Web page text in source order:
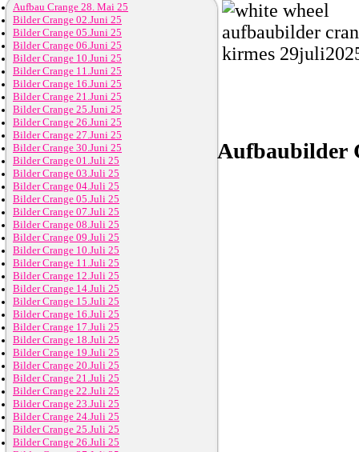
Aufbaubilder
Aufbau Crange 28. Mai 25
Bilder Crange 02.Juni 25
Bilder Crange 05.Juni 25
Bilder Crange 06.Juni 25
Bilder Crange 10.Juni 25
Bilder Crange 11.Juni 25
Bilder Crange 16.Juni 25
Bilder Crange 21.Juni 25
Bilder Crange 25.Juni 25
Bilder Crange 26.Juni 25
Bilder Crange 27.Juni 25
Bilder Crange 30.Juni 25
Bilder Crange 01.Juli 25
Bilder Crange 03.Juli 25
Bilder Crange 04.Juli 25
Bilder Crange 05.Juli 25
Bilder Crange 07.Juli 25
Bilder Crange 08.Juli 25
Bilder Crange 09.Juli 25
Bilder Crange 10.Juli 25
Bilder Crange 11.Juli 25
Bilder Crange 12.Juli 25
Bilder Crange 14.Juli 25
Bilder Crange 15.Juli 25
Bilder Crange 16.Juli 25
Bilder Crange 17.Juli 25
Bilder Crange 18.Juli 25
Bilder Crange 19.Juli 25
Bilder Crange 20.Juli 25
Bilder Crange 21.Juli 25
Bilder Crange 22.Juli 25
Bilder Crange 23.Juli 25
Bilder Crange 24.Juli 25
Bilder Crange 25.Juli 25
Bilder Crange 26.Juli 25